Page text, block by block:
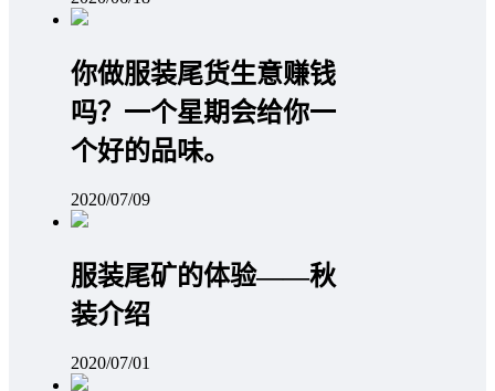
你做服装尾货生意赚钱
吗？一个星期会给你一
个好的品味。
2020/07/09
服装尾矿的体验——秋
装介绍
2020/07/01